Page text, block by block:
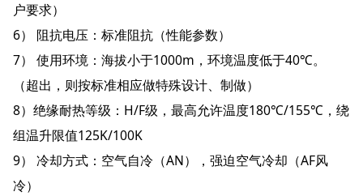
户要求）
6） 阻抗电压：标准阻抗（性能参数）
7） 使用环境：海拔小于1000m，环境温度低于40℃。
（超出，则按标准相应做特殊设计、制做）
8）绝缘耐热等级：H/F级，最高允许温度180℃/155℃，绕
组温升限值125K/100K
9） 冷却方式：空气自冷（AN），强迫空气冷却（AF风
冷）